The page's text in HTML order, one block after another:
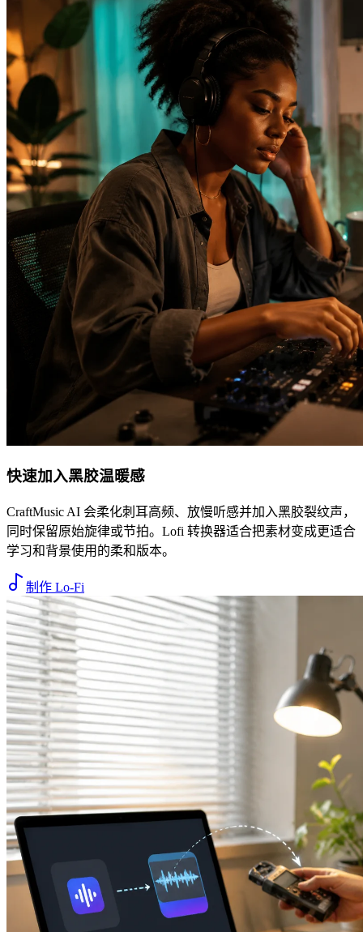
快速加入黑胶温暖感
CraftMusic AI 会柔化刺耳高频、放慢听感并加入黑胶裂纹声，
同时保留原始旋律或节拍。Lofi 转换器适合把素材变成更适合
学习和背景使用的柔和版本。
制作 Lo-Fi